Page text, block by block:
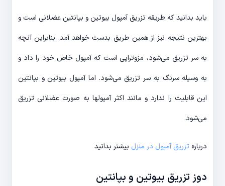
باید بدانید که طریقه تزریق آمپول بیوتین و بپانتین عضلانی است و
بهترین نتیجه نیز از همین طریق بدست خواهد آمد. بنابراین آنچه
به سر تزریق می‌شود، مزوتراپی است که آمپول خاص خود را داد و
به وسیله سرنگ به سر تزریق می‌شود. اما آمپول بیوتین و بپانتین
این قابلیت را ندارد و مانند اکثر آمپولها به صورت عضلانی تزریق
می‌شود.
درباره تزریق آمپول در منزل بیشتر بدانید
دوز تزریق بیوتین و بپانتین